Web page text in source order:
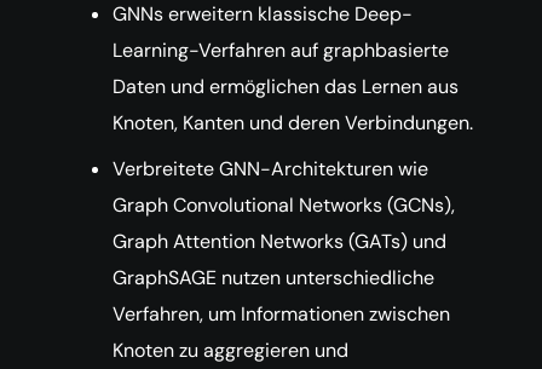
GNNs erweitern klassische Deep-
Learning-Verfahren auf graphbasierte
Daten und ermöglichen das Lernen aus
Knoten, Kanten und deren Verbindungen.
Verbreitete GNN-Architekturen wie
Graph Convolutional Networks (GCNs),
Graph Attention Networks (GATs) und
GraphSAGE nutzen unterschiedliche
Verfahren, um Informationen zwischen
Knoten zu aggregieren und